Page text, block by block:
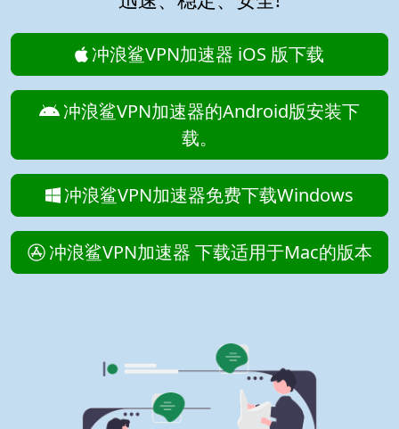
冲浪鲨VPN加速器 iOS 版下载
冲浪鲨VPN加速器的Android版安装下
载。
冲浪鲨VPN加速器免费下载Windows
冲浪鲨VPN加速器 下载适用于Mac的版本